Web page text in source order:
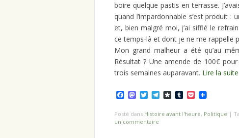
boire quelque pastis en terrasse.
quand l’impardonnable s’est produit :
et, bien malgré moi, j’ai sifflé le
ce temps-là et dont je ne me rappelle
Mon grand malheur a été qu’au
Résultat ? Une amende de 100€
trois semaines auparavant. Lire la suite
Facebook
Mastodon
TwitterTelegram
Diaspora
TumblrPocket
Posté dans Histoire avant l'heure, Politique |
un commentaire